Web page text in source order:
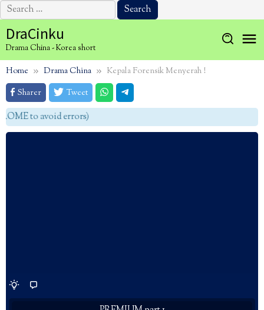
Search
for:
to
content
DraCinku
Drama China - Korea short
Home Drama China
Kepala Forensik Menyerah !
Sharer
Tweet
to avoid errors)